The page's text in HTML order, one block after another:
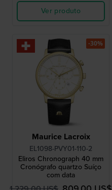
Ver produto
Maurice Lacroix
EL1098-PVY01-110-2
Eliros Chronograph 40 mm
Cronógrafo quartzo Suíço
com data
-30%